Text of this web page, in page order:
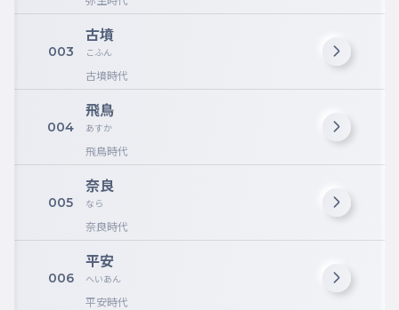
003
古墳
こふん
古墳時代
004
飛鳥
あすか
飛鳥時代
005
奈良
なら
奈良時代
006
平安
へいあん
平安時代